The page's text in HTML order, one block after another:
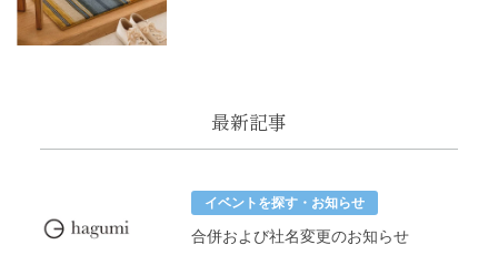
最新記事
イベントを探す・お知らせ
合併および社名変更のお知らせ